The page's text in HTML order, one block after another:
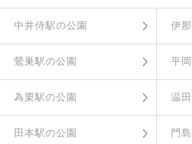
中井侍駅の公園 伊
鶯巣駅の公園 平
為栗駅の公園 温
田本駅の公園 門